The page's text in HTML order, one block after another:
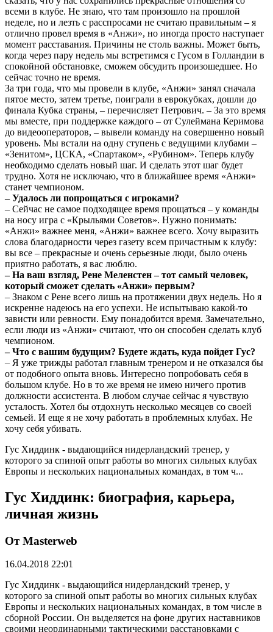
всеми в клубе. Не знаю, что там произошло на прошлой
неделе, но и лезть с расспросами не считаю правильным – я
отлично провел время в «Анжи», но иногда просто наступает
момент расставания. Причины не столь важны. Может быть,
когда через пару недель мы встретимся с Гусом в Голландии в
спокойной обстановке, сможем обсудить произошедшее. Но
сейчас точно не время.
За три года, что мы провели в клубе, «Анжи» занял сначала
пятое место, затем третье, поиграли в еврокубках, дошли до
финала Кубка страны, – перечисляет Петрович. – За это время
мы вместе, при поддержке каждого – от Сулеймана Керимова
до видеооператоров, – вывели команду на совершенно новый
уровень. Мы встали на одну ступень с ведущими клубами –
«Зенитом», ЦСКА, «Спартаком», «Рубином». Теперь клубу
необходимо сделать новый шаг. И сделать этот шаг будет
трудно. Хотя не исключаю, что в ближайшее время «Анжи»
станет чемпионом.
– Удалось ли попрощаться с игроками?
– Сейчас не самое подходящее время прощаться – у команды
на носу игра с «Крыльями Советов». Нужно понимать:
«Анжи» важнее меня, «Анжи» важнее всего. Хочу выразить
слова благодарности через газету всем причастным к клубу:
вы все – прекрасные и очень серьезные люди, было очень
приятно работать, я вас люблю.
– На ваш взгляд, Рене Меленстен – тот самый человек,
который сможет сделать «Анжи» первым?
– Знаком с Рене всего лишь на протяжении двух недель. Но я
искренне надеюсь на его успехи. Не испытываю какой-то
зависти или ревности. Ему понадобится время. Замечательно,
если люди из «Анжи» считают, что он способен сделать клуб
чемпионом.
– Что с вашим будущим? Будете ждать, куда пойдет Гус?
– Я уже трижды работал главным тренером и не отказался бы
от подобного опыта вновь. Интересно попробовать себя в
большом клубе. Но в то же время не имею ничего против
должности ассистента. В любом случае сейчас я чувствую
усталость. Хотел бы отдохнуть несколько месяцев со своей
семьей. И еще я не хочу работать в проблемных клубах. Не
хочу себя убивать.
Гус Хиддинк - выдающийся нидерландский тренер, у
которого за спиной опыт работы во многих сильных клубах
Европы и нескольких национальных командах, в том ч...
Гус Хиддинк: биография, карьера,
личная жизнь
От Masterweb
16.04.2018 22:01
Гус Хиддинк - выдающийся нидерландский тренер, у
которого за спиной опыт работы во многих сильных клубах
Европы и нескольких национальных командах, в том числе в
сборной России. Он выделяется на фоне других наставников
своими неординарными тактическими расстановками с